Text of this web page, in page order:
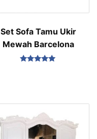
Set Sofa Tamu Ukir
Mewah Barcelona